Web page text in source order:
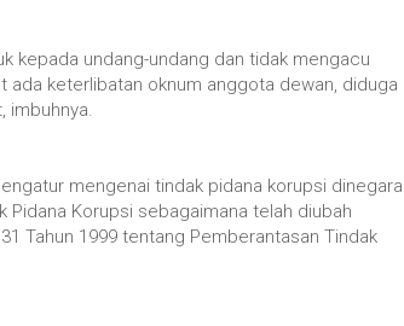
kepada undang-undang dan tidak mengacu
keterlibatan oknum anggota dewan, diduga
imbuhnya.
mengenai tindak pidana korupsi dinegara
Pidana Korupsi sebagaimana telah diubah
Tahun 1999 tentang Pemberantasan Tindak